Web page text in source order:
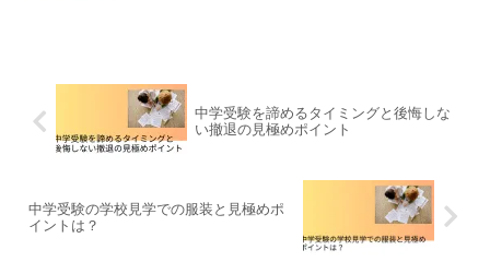
中学受験を諦めるタイミングと後悔しな
い撤退の見極めポイント
中学受験の学校見学での服装と見極めポ
イントは？